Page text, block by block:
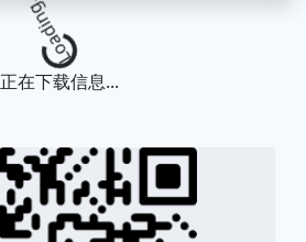
Loading...
正在下载信息...